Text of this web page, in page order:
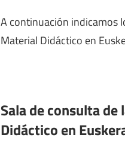
A continuación indicamos
Material Didáctico en
Sala de consulta
Didáctico en